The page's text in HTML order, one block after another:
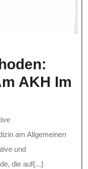
AKH Im
am Allgemeinen
und
die auf{...}